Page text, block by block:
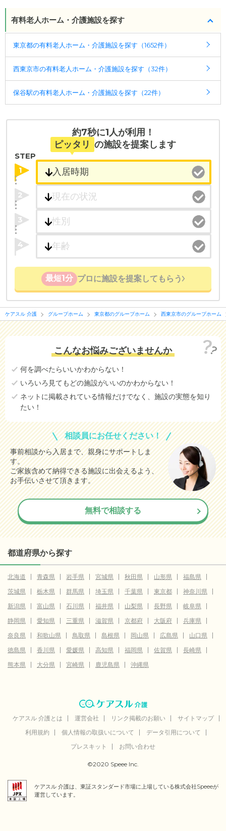
・認知症：受け入れ可
ケアスル 介護では詳細な料金プランをご確認頂けま
す。詳しくはこちら 。
◎ケアスル 介護の3つの特徴
ポート
受付時間：10：00～19：00
・全国10000件の介護施設情報を掲載
幅広い選択肢の中から、条件にあった施設を選ぶ
ことができます。
・こだわりの条件や医療体制から施設を探せる
たとえば「カラオケ」「麻雀」が楽しめる施設、
「夫婦入居可」の施設、「看取り可」の施設など、
医療・看護体制から施設を探すこともできます。
利用の場合 西武新宿線「田無」駅・西武バス（田４
武池袋線「ひばりヶ丘」駅・コミュニティバスはな
有料老人ホーム・介護施設を探す
東京都の有料老人ホーム・介護施設を探す（1652件）
西東京市の有料老人ホーム・介護施設を探す（32件）
保谷駅の有料老人ホーム・介護施設を探す（22件）
約7秒に1人が利用！
ピッタリ の施設を提案します
STEP
1
2
3
4
最短1分 プロに施設を提案してもらう
ケアスル 介護 グループホーム 東京都のグループホーム 西東京市のグループホーム
こんなお悩みございませんか
何を調べたらいいかわからない！
いろいろ見てもどの施設がいいのかわからない！
ネットに掲載されている情報だけでなく、施設の実態を知り
たい！
相談員にお任せください！
事前相談から入居まで、親身にサポートしま
す。
ご家族含めて納得できる施設に出会えるよう、
お手伝いさせて頂きます。
無料で相談する
都道府県から探す
北海道 青森県 岩手県 宮城県 秋田県 山形県
福島県
茨城県
栃木県 群馬県 埼玉県 千葉県 東京都
神奈川県
新潟県
富山県 石川県 福井県 山梨県 長野県
岐阜県
静岡県
愛知県 三重県 滋賀県 京都府 大阪府
兵庫県
奈良県
和歌山県 鳥取県 島根県 岡山県 広島県
山口県
徳島県
香川県 愛媛県 高知県 福岡県 佐賀県
長崎県
熊本県
大分県 宮崎県 鹿児島県 沖縄県
ケアスル 介護とは 運営会社 リンク掲載のお願い
サイトマップ
利用規約
個人情報の取扱いについて
データ引用について
プレスキット
お問い合わせ
©2020 Speee Inc.
ケアスル 介護は、東証スタンダード市場に上場している株式会社Speeeが
運営しています。